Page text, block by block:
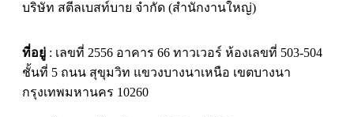
บริษัท สตีลเบสท์บาย จำกัด (สำนักงานใหญ่)
ที่อยู่ : เลขที่ 2556 อาคาร 66 ทาวเวอร์ ห้องเลขที่ 503-504
ชั้นที่ 5 ถนน สุขุมวิท แขวงบางนาเหนือ เขตบางนา
กรุงเทพมหานคร 10260